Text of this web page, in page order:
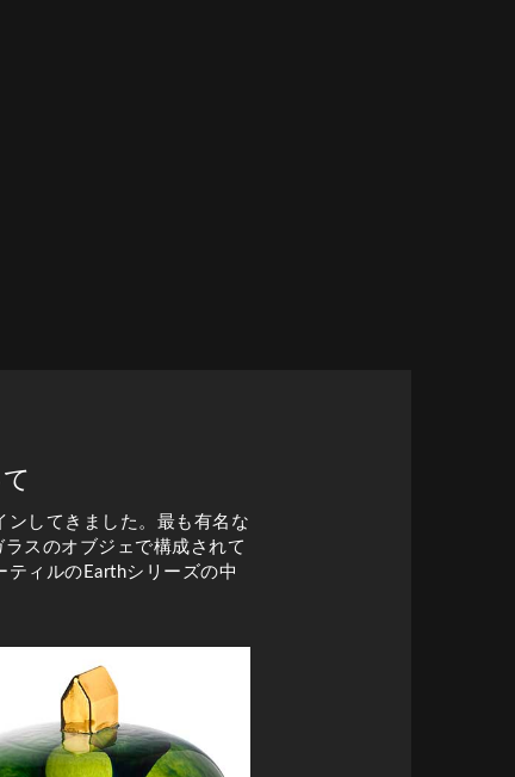
してきました。最も有名な
スのオブジェで構成されて
ィルのEarthシリーズの中